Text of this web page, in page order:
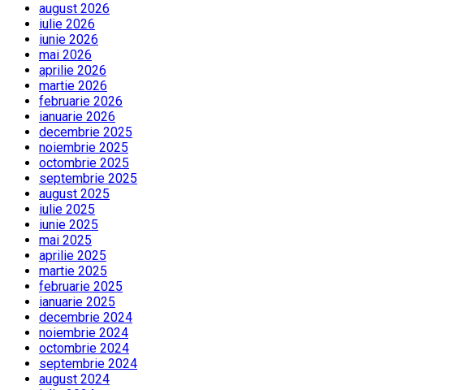
august 2026
iulie 2026
iunie 2026
mai 2026
aprilie 2026
martie 2026
februarie 2026
ianuarie 2026
decembrie 2025
noiembrie 2025
octombrie 2025
septembrie 2025
august 2025
iulie 2025
iunie 2025
mai 2025
aprilie 2025
martie 2025
februarie 2025
ianuarie 2025
decembrie 2024
noiembrie 2024
octombrie 2024
septembrie 2024
august 2024